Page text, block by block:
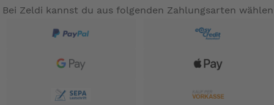
Bei Zeldi kannst du aus folgenden Zahlungsarten